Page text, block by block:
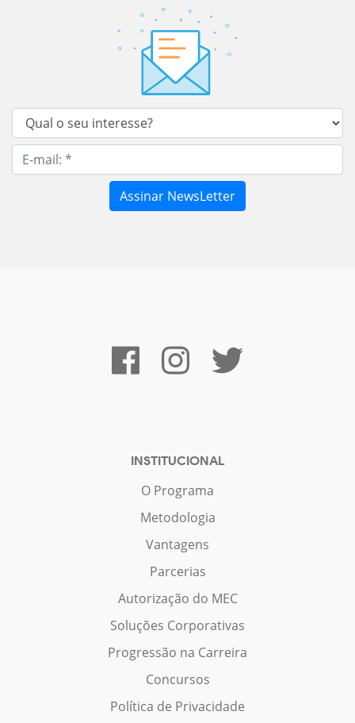
INSTITUCIONAL
O Programa
Metodologia
Vantagens
Parcerias
Autorização do MEC
Soluções Corporativas
Progressão na Carreira
Concursos
Política de Privacidade